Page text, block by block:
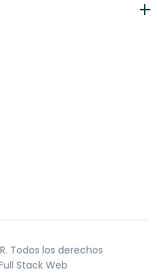
Todos los derechos
Stack Web